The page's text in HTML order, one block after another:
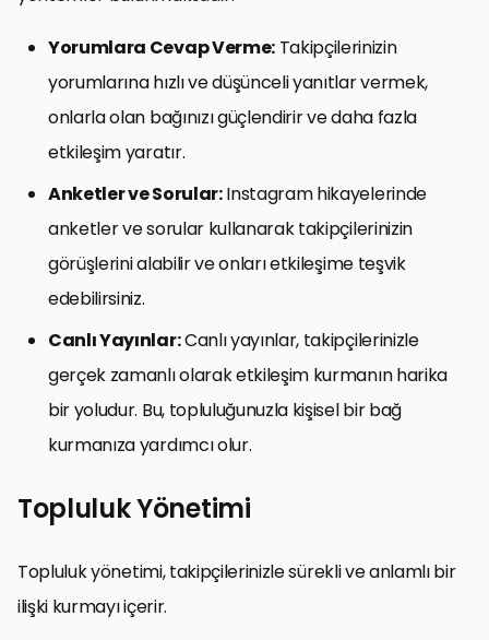
Yorumlara Cevap Verme:Takipçilerinizin
yorumlarına hızlı ve düşünceli yanıtlar vermek,
onlarla olan bağınızı güçlendirir ve daha fazla
etkileşim yaratır.
Anketler ve Sorular:Instagram hikayelerinde
anketler ve sorular kullanarak takipçilerinizin
görüşlerini alabilir ve onları etkileşime teşvik
edebilirsiniz.
Canlı Yayınlar:Canlı yayınlar, takipçilerinizle
gerçek zamanlı olarak etkileşim kurmanın harika
bir yoludur. Bu, topluluğunuzla kişisel bir bağ
kurmanıza yardımcı olur.
Topluluk Yönetimi
Topluluk yönetimi, takipçilerinizle sürekli ve anlamlı bir
ilişki kurmayı içerir.